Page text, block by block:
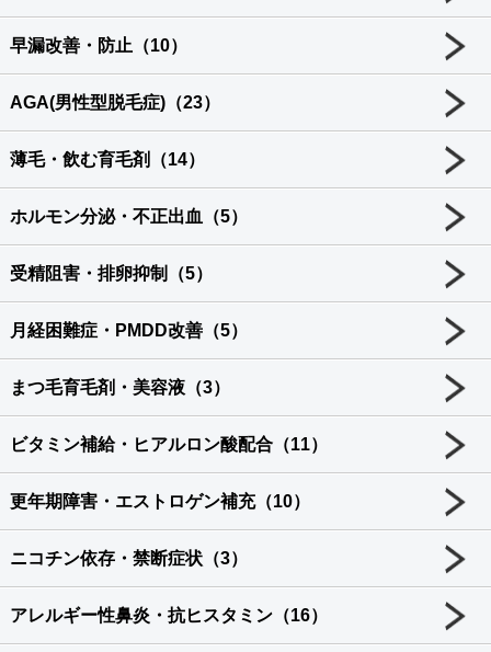
早漏改善・防止（10）
AGA(男性型脱毛症)（23）
薄毛・飲む育毛剤（14）
ホルモン分泌・不正出血（5）
受精阻害・排卵抑制（5）
月経困難症・PMDD改善（5）
まつ毛育毛剤・美容液（3）
ビタミン補給・ヒアルロン酸配合（11）
更年期障害・エストロゲン補充（10）
ニコチン依存・禁断症状（3）
アレルギー性鼻炎・抗ヒスタミン（16）